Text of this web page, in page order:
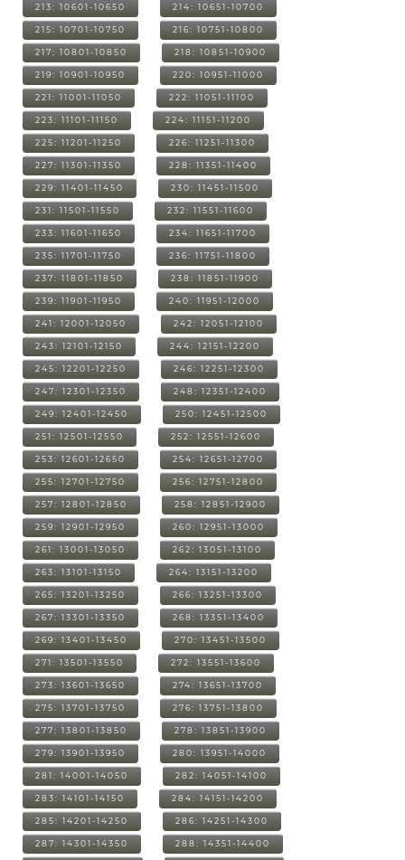
213: 10601-10650 214: 10651-10700
215: 10701-10750 216: 10751-10800
217: 10801-10850 218: 10851-10900
219: 10901-10950 220: 10951-11000
221: 11001-11050 222: 11051-11100
223: 11101-11150 224: 11151-11200
225: 11201-11250 226: 11251-11300
227: 11301-11350 228: 11351-11400
229: 11401-11450 230: 11451-11500
231: 11501-11550 232: 11551-11600
233: 11601-11650 234: 11651-11700
235: 11701-11750 236: 11751-11800
237: 11801-11850 238: 11851-11900
239: 11901-11950 240: 11951-12000
241: 12001-12050 242: 12051-12100
243: 12101-12150 244: 12151-12200
245: 12201-12250 246: 12251-12300
247: 12301-12350 248: 12351-12400
249: 12401-12450 250: 12451-12500
251: 12501-12550 252: 12551-12600
253: 12601-12650 254: 12651-12700
255: 12701-12750 256: 12751-12800
257: 12801-12850 258: 12851-12900
259: 12901-12950 260: 12951-13000
261: 13001-13050 262: 13051-13100
263: 13101-13150 264: 13151-13200
265: 13201-13250 266: 13251-13300
267: 13301-13350 268: 13351-13400
269: 13401-13450 270: 13451-13500
271: 13501-13550 272: 13551-13600
273: 13601-13650 274: 13651-13700
275: 13701-13750 276: 13751-13800
277: 13801-13850 278: 13851-13900
279: 13901-13950 280: 13951-14000
281: 14001-14050 282: 14051-14100
283: 14101-14150 284: 14151-14200
285: 14201-14250 286: 14251-14300
287: 14301-14350 288: 14351-14400